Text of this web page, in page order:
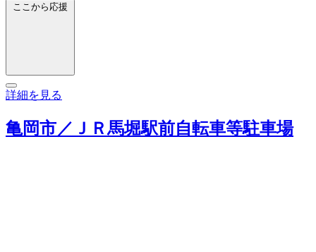
ここから応援
詳細を見る
亀岡市／ＪＲ馬堀駅前自転車等駐車場